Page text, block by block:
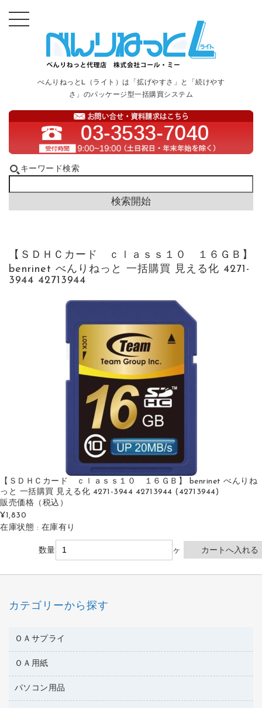
べんりねっとL（ライト）は「拡げやすさ」と「続けやす
さ」のパッケージ型一括購買システム
キーワード検索
【ＳＤＨＣカード ｃｌａｓｓ１０ １６ＧＢ】
benrinet べんりねっと 一括購買 見える化 4271-
3944 42713944
【ＳＤＨＣカード ｃｌａｓｓ１０ １６ＧＢ】 benrinet べんりね
っと 一括購買 見える化 4271-3944 42713944 (42713944)
販売価格 （税込）
¥1,830
在庫状態 : 在庫有り
数量 ヶ
カテゴリーから探す
ＯＡサプライ
互換インクカートリッジ
ワープロリボン
リサイクルトナー（リターン方式）
ＯＡ用紙
名刺用紙
パソコン用品